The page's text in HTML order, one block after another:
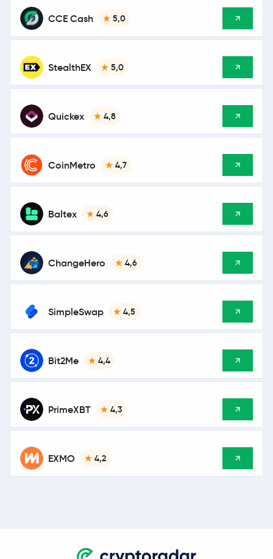
CCE Cash 5,0
StealthEX 5,0
Quickex 4,8
CoinMetro 4,7
Baltex 4,6
ChangeHero 4,6
SimpleSwap 4,5
Bit2Me 4,4
PrimeXBT 4,3
EXMO 4,2